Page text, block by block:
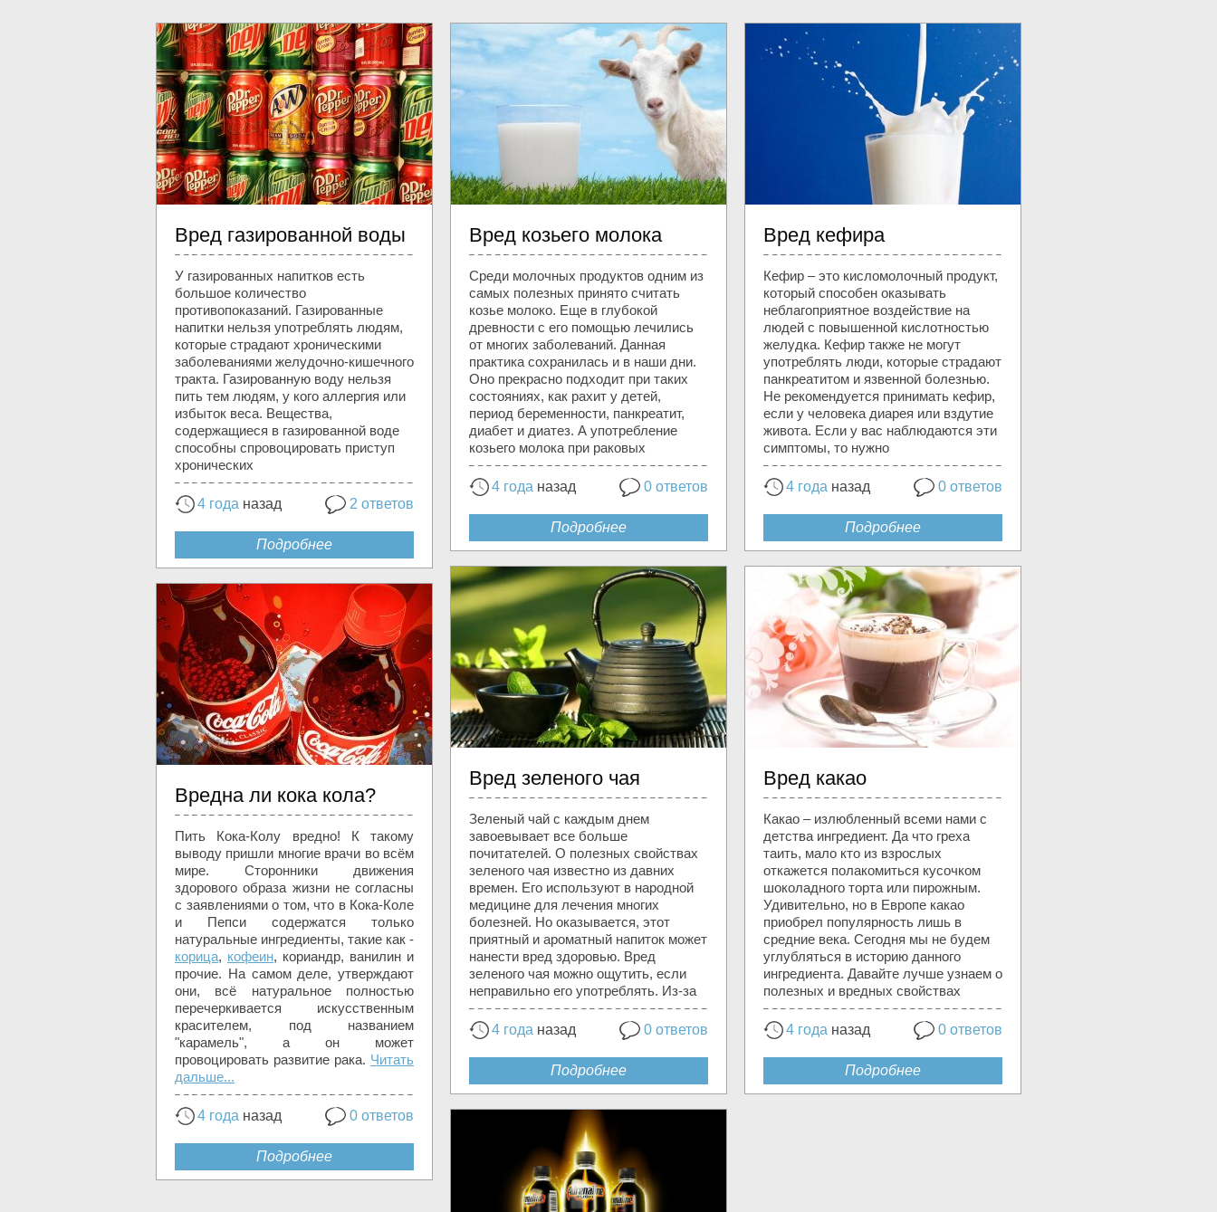
Вред газированной воды
У газированных напитков есть
большое количество
противопоказаний. Газированные
напитки нельзя употреблять людям,
которые страдают хроническими
заболеваниями желудочно-кишечного
тракта. Газированную воду нельзя
пить тем людям, у кого аллергия или
избыток веса. Вещества,
содержащиеся в газированной воде
способны спровоцировать приступ
хронических
4 года назад 2 ответов
Подробнее
Вред козьего молока
Среди молочных продуктов одним из
самых полезных принято считать
козье молоко. Еще в глубокой
древности с его помощью лечились
от многих заболеваний. Данная
практика сохранилась и в наши дни.
Оно прекрасно подходит при таких
состояниях, как рахит у детей,
период беременности, панкреатит,
диабет и диатез. А употребление
козьего молока при раковых
4 года назад 0 ответов
Подробнее
Вред кефира
Кефир – это кисломолочный продукт,
который способен оказывать
неблагоприятное воздействие на
людей с повышенной кислотностью
желудка. Кефир также не могут
употреблять люди, которые страдают
панкреатитом и язвенной болезнью.
Не рекомендуется принимать кефир,
если у человека диарея или вздутие
живота. Если у вас наблюдаются эти
симптомы, то нужно
4 года назад 0 ответов
Подробнее
Вред зеленого чая
Зеленый чай с каждым днем
завоевывает все больше
почитателей. О полезных свойствах
зеленого чая известно из давних
времен. Его используют в народной
медицине для лечения многих
болезней. Но оказывается, этот
приятный и ароматный напиток может
нанести вред здоровью. Вред
зеленого чая можно ощутить, если
неправильно его употреблять. Из-за
4 года назад 0 ответов
Подробнее
Вред какао
Какао – излюбленный всеми нами с
детства ингредиент. Да что греха
таить, мало кто из взрослых
откажется полакомиться кусочком
шоколадного торта или пирожным.
Удивительно, но в Европе какао
приобрел популярность лишь в
средние века. Сегодня мы не будем
углубляться в историю данного
ингредиента. Давайте лучше узнаем о
полезных и вредных свойствах
4 года назад 0 ответов
Подробнее
Вредна ли кока кола?
Пить Кока-Колу вредно! К такому
выводу пришли многие врачи во всём
мире. Сторонники движения
здорового образа жизни не согласны
с заявлениями о том, что в Кока-Коле
и Пепси содержатся только
натуральные ингредиенты, такие как -
корица, кофеин, кориандр, ванилин и
прочие. На самом деле, утверждают
они, всё натуральное полностью
перечеркивается искусственным
красителем, под названием
"карамель", а он может
провоцировать развитие рака. Читать
дальше...
4 года назад 0 ответов
Подробнее